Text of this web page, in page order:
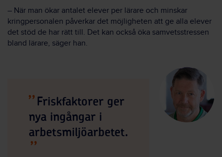
– När man ökar antalet elever per lärare och minskar
kringpersonalen påverkar det möjligheten att ge alla elever
det stöd de har rätt till. Det kan också öka samvetsstressen
bland lärare, säger han.
Friskfaktorer ger
nya ingångar i
arbetsmiljöarbetet.